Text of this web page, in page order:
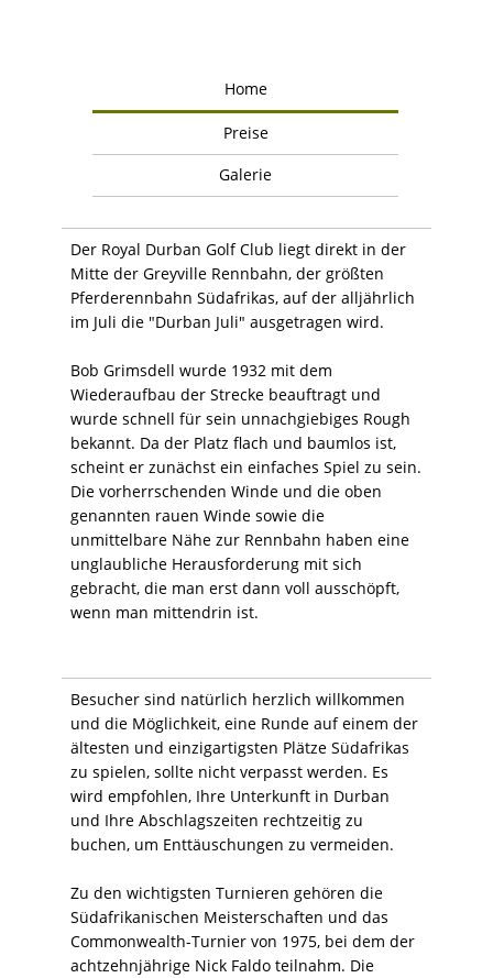
Home
Preise
Galerie
Der Royal Durban Golf Club liegt direkt in der
Mitte der Greyville Rennbahn, der größten
Pferderennbahn Südafrikas, auf der alljährlich
im Juli die "Durban Juli" ausgetragen wird.
Bob Grimsdell wurde 1932 mit dem
Wiederaufbau der Strecke beauftragt und
wurde schnell für sein unnachgiebiges Rough
bekannt. Da der Platz flach und baumlos ist,
scheint er zunächst ein einfaches Spiel zu sein.
Die vorherrschenden Winde und die oben
genannten rauen Winde sowie die
unmittelbare Nähe zur Rennbahn haben eine
unglaubliche Herausforderung mit sich
gebracht, die man erst dann voll ausschöpft,
wenn man mittendrin ist.
Besucher sind natürlich herzlich willkommen
und die Möglichkeit, eine Runde auf einem der
ältesten und einzigartigsten Plätze Südafrikas
zu spielen, sollte nicht verpasst werden. Es
wird empfohlen, Ihre Unterkunft in Durban
und Ihre Abschlagszeiten rechtzeitig zu
buchen, um Enttäuschungen zu vermeiden.
Zu den wichtigsten Turnieren gehören die
Südafrikanischen Meisterschaften und das
Commonwealth-Turnier von 1975, bei dem der
achtzehnjährige Nick Faldo teilnahm. Die